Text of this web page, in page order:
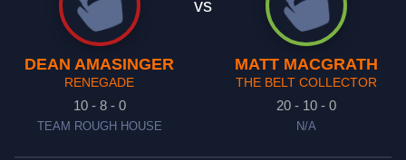
DEAN AMASINGER
RENEGADE
10 - 8 - 0
TEAM ROUGH HOUSE
vs
MATT MACGRATH
THE BELT COLLECTOR
20 - 10 - 0
N/A